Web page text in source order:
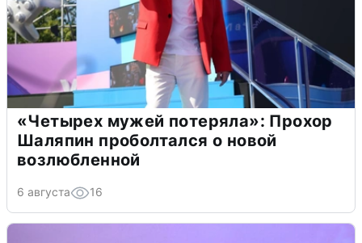
«Четырех мужей потеряла»: Прохор
Шаляпин проболтался о новой
возлюбленной
6 августа 16